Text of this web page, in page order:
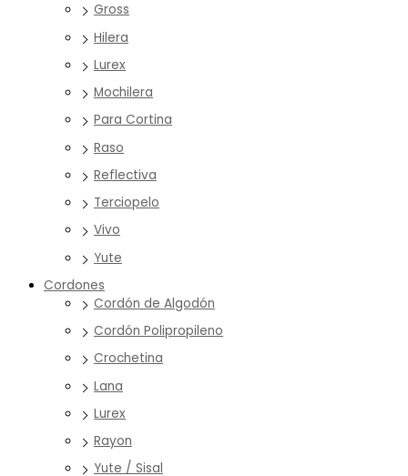
Gross
Hilera
Lurex
Mochilera
Para Cortina
Raso
Reflectiva
Terciopelo
Vivo
Yute
Cordones
Cordón de Algodón
Cordón Polipropileno
Crochetina
Lana
Lurex
Rayon
Yute / Sisal